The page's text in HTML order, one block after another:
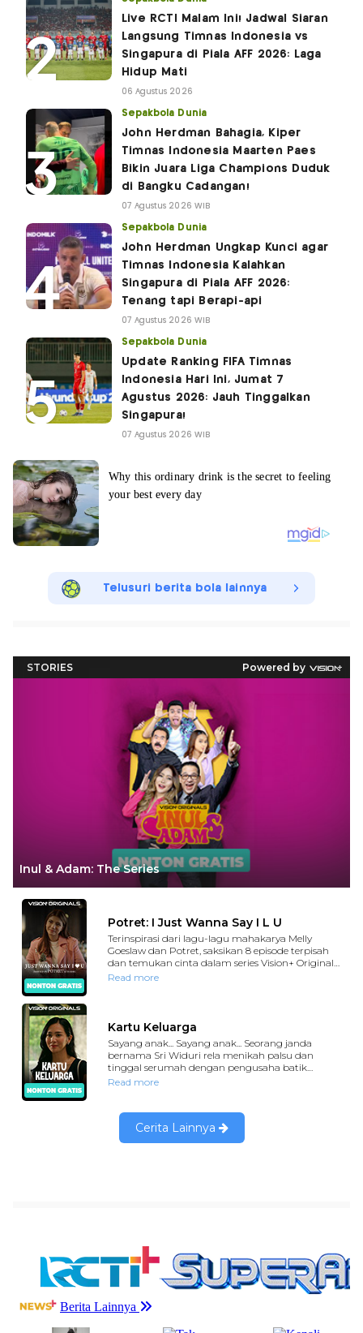
Live RCTI Malam Ini! Jadwal Siaran
Langsung Timnas Indonesia vs
Singapura di Piala AFF 2026: Laga
Hidup Mati
06 Agustus 2026
Sepakbola Dunia
John Herdman Bahagia, Kiper
Timnas Indonesia Maarten Paes
Bikin Juara Liga Champions Duduk
di Bangku Cadangan!
07 Agustus 2026 WIB
Sepakbola Dunia
John Herdman Ungkap Kunci agar
Timnas Indonesia Kalahkan
Singapura di Piala AFF 2026:
Tenang tapi Berapi-api
07 Agustus 2026 WIB
Sepakbola Dunia
Update Ranking FIFA Timnas
Indonesia Hari Ini, Jumat 7
Agustus 2026: Jauh Tinggalkan
Singapura!
07 Agustus 2026 WIB
Telusuri berita bola lainnya